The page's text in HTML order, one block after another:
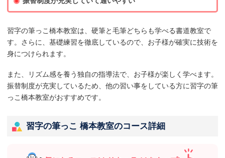
習字の筆っこ橋本教室は、硬筆と毛筆どちらも学べる書道教室で
す。さらに、基礎練習を徹底しているので、お子様が確実に技術を
身につけられます。
また、リズム感を養う独自の指導法で、お子様が楽しく学べます。
振替制度が充実しているため、他の習い事をしている方に習字の筆
っこ橋本教室がおすすめです。
習字の筆っこ 橋本教室のコース詳細